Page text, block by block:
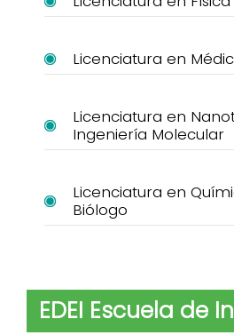
Licenciatura en
Licenciatura en
Ingeniería Molecular
Licenciatura en
Biólogo
EDEI Escuela de